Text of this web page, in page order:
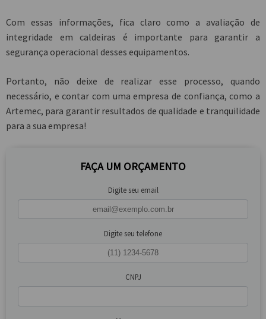
Com essas informações, fica claro como a avaliação de
integridade em caldeiras é importante para garantir a
segurança operacional desses equipamentos.
Portanto, não deixe de realizar esse processo, quando
necessário, e contar com uma empresa de confiança, como a
Artemec, para garantir resultados de qualidade e tranquilidade
para a sua empresa!
FAÇA UM ORÇAMENTO
Digite seu email
Digite seu telefone
CNPJ